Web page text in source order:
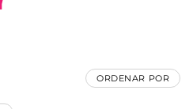
ORDENAR POR